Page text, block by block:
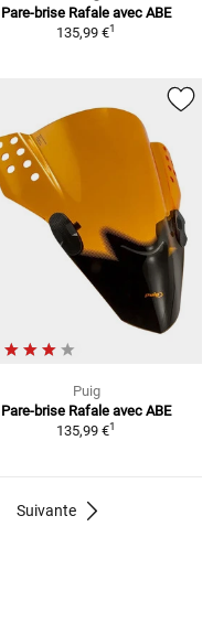
Pare-brise Rafale avec ABE
135,99 €1
Puig
Pare-brise Rafale avec ABE
135,99 €1
Suivante